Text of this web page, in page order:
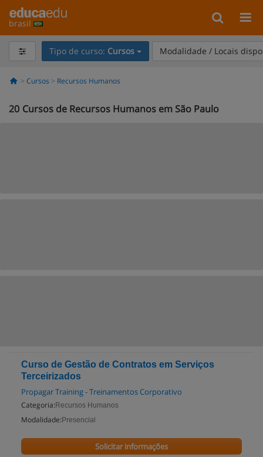
brasil
Tipo de curso: Cursos Modalidade / Locais
Cursos Recursos Humanos
20 Cursos de Recursos Humanos em São Paulo
Curso de Gestão de Contratos em Serviços
Terceirizados
Propagar Training - Treinamentos Corporativo
Categoria: Recursos Humanos
Modalidade: Presencial
Solicitar informações